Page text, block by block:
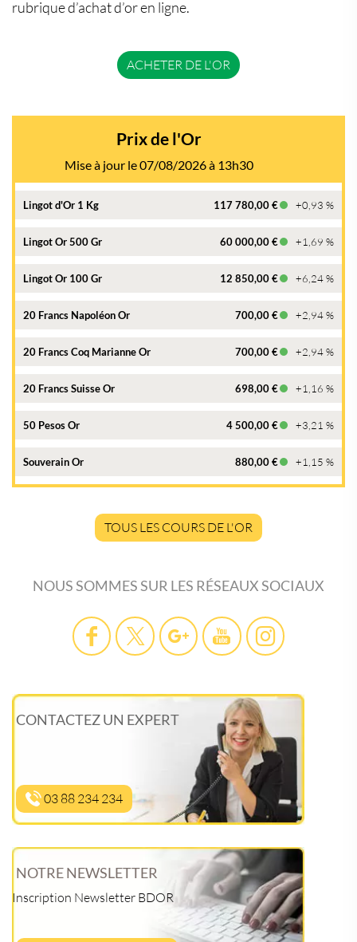
rubrique d’achat d’or en ligne.
ACHETER DE L'OR
Prix de l'Or
Mise à jour le 07/08/2026 à 13h30
Lingot d'Or 1 Kg 117 780,00 € +0,93 %
Lingot Or 500 Gr 60 000,00 € +1,69 %
Lingot Or 100 Gr 12 850,00 € +6,24 %
20 Francs Napoléon Or 700,00 € +2,94 %
20 Francs Coq Marianne Or 700,00 € +2,94 %
20 Francs Suisse Or 698,00 € +1,16 %
50 Pesos Or 4 500,00 € +3,21 %
Souverain Or 880,00 € +1,15 %
TOUS LES COURS DE L'OR
NOUS SOMMES SUR LES RÉSEAUX SOCIAUX
CONTACTEZ UN EXPERT
03 88 234 234
NOTRE NEWSLETTER
Inscription Newsletter BDOR